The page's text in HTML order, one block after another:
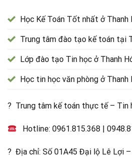
Học Kế Toán Tốt nhất ở Thanh
Trung tâm đào tạo kế toán tại
Lớp đào tạo Tin học ở Thanh
Học tin học văn phòng ở Thanh
? Trung tâm kế toán thực tế – Tin
Hotline:0961.815.368 |
? Địa chỉ: Số 01A45 Đại lộ Lê Lợi